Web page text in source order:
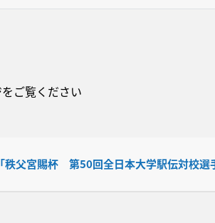
ご覧ください
父宮賜杯 第50回全日本大学駅伝対校選